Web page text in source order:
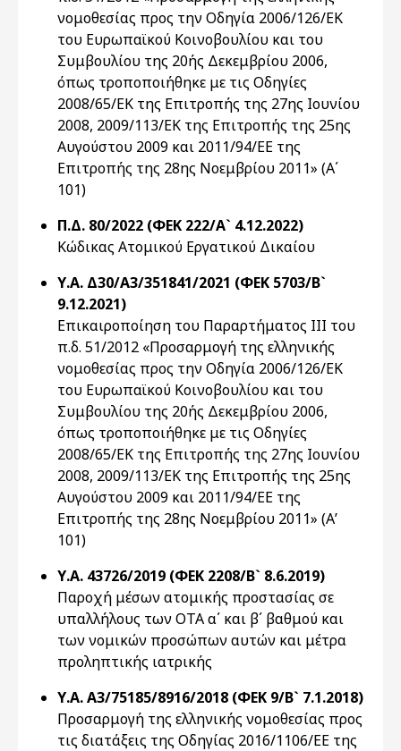
νομοθεσίας προς την Οδηγία 2006/126/ΕΚ
του Ευρωπαϊκού Κοινοβουλίου και του
Συμβουλίου της 20ής Δεκεμβρίου 2006,
όπως τροποποιήθηκε με τις Οδηγίες
2008/65/ΕΚ της Επιτροπής της 27ης Ιουνίου
2008, 2009/113/ΕΚ της Επιτροπής της 25ης
Αυγούστου 2009 και 2011/94/ΕΕ της
Επιτροπής της 28ης Νοεμβρίου 2011» (Α΄
101)
Π.Δ. 80/2022 (ΦΕΚ 222/Α` 4.12.2022)
Κώδικας Ατομικού Εργατικού Δικαίου
Υ.Α. Δ30/A3/351841/2021 (ΦΕΚ 5703/Β`
9.12.2021)
Επικαιροποίηση του Παραρτήματος ΙΙΙ του
π.δ. 51/2012 «Προσαρμογή της ελληνικής
νομοθεσίας προς την Οδηγία 2006/126/ΕΚ
του Ευρωπαϊκού Κοινοβουλίου και του
Συμβουλίου της 20ής Δεκεμβρίου 2006,
όπως τροποποιήθηκε με τις Οδηγίες
2008/65/ΕΚ της Επιτροπής της 27ης Ιουνίου
2008, 2009/113/ΕΚ της Επιτροπής της 25ης
Αυγούστου 2009 και 2011/94/ΕΕ της
Επιτροπής της 28ης Νοεμβρίου 2011» (Α’
101)
Υ.Α. 43726/2019 (ΦΕΚ 2208/Β` 8.6.2019)
Παροχή μέσων ατομικής προστασίας σε
υπαλλήλους των OTA α΄ και β΄ βαθμού και
των νομικών προσώπων αυτών και μέτρα
προληπτικής ιατρικής
Υ.Α. Α3/75185/8916/2018 (ΦΕΚ 9/Β` 7.1.2018)
Προσαρμογή της ελληνικής νομοθεσίας προς
τις διατάξεις της Οδηγίας 2016/1106/ΕΕ της